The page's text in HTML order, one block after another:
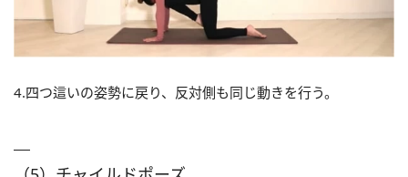
4.四つ這いの姿勢に戻り、反対側も同じ動きを行う。